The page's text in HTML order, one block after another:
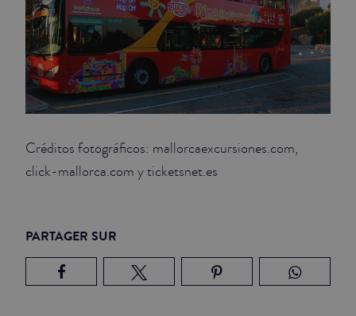
Créditos fotográficos: mallorcaexcursiones.com,
click-mallorca.com y ticketsnet.es
PARTAGER SUR